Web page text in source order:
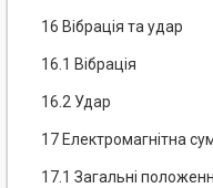
16 Вібрація та удар
16.1 Вібрація
16.2 Удар
17 Електромагнітна
17.1 Загальні